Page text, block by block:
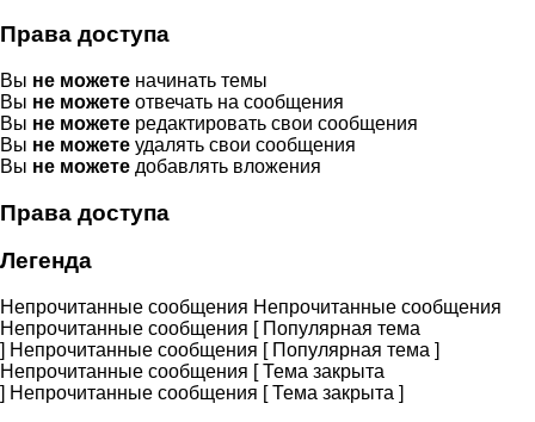
Права доступа
Вы не можете начинать темы
Вы не можете отвечать на сообщения
Вы не можете редактировать свои сообщения
Вы не можете удалять свои сообщения
Вы не можете добавлять вложения
Права доступа
Легенда
Непрочитанные сообщения Непрочитанные сообщения
Непрочитанные сообщения [ Популярная тема
] Непрочитанные сообщения [ Популярная тема ]
Непрочитанные сообщения [ Тема закрыта
] Непрочитанные сообщения [ Тема закрыта ]